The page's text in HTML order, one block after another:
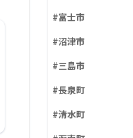
#富士市
#沼津市
#三島市
#長泉町
#清水町